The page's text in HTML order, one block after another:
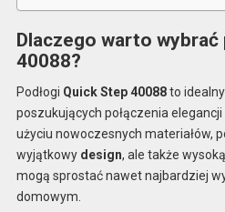
Dlaczego warto wybrać
40088?
Podłogi Quick Step 40088to
poszukujących połączenia
użyciu nowoczesnych materiałów,
wyjątkowy design, ale także wysoką
mogą sprostać nawet najbardziej
domowym.